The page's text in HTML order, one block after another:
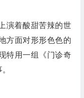
演着酸甜苦辣的世
方面对形形色色的
特用一组《门诊奇